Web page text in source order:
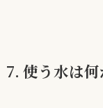
7. 使う水は